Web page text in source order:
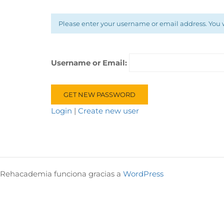
Please enter your username or email address.
Username or Email:
Login | Create new user
Rehacademia funciona gracias a WordPress